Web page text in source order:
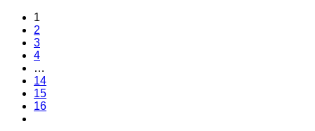
1
2
3
4
…
14
15
16